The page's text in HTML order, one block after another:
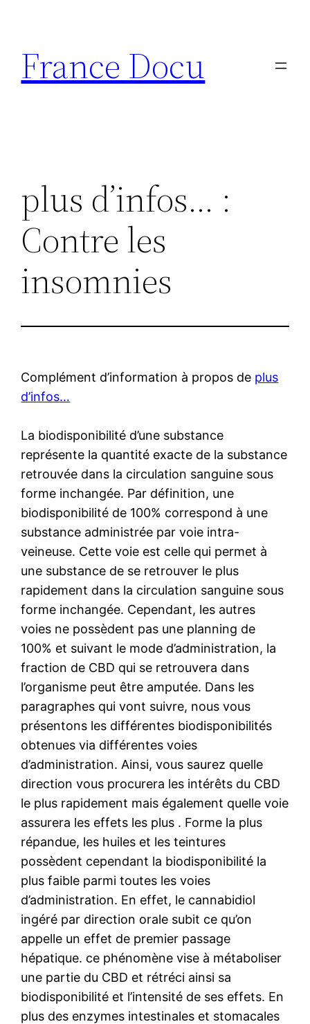
contenu
France Docu
plus d’infos… :
Contre les
insomnies
Complément d’information à propos de plus
d’infos…
La biodisponibilité d’une substance
représente la quantité exacte de la substance
retrouvée dans la circulation sanguine sous
forme inchangée. Par définition, une
biodisponibilité de 100% correspond à une
substance administrée par voie intra-
veineuse. Cette voie est celle qui permet à
une substance de se retrouver le plus
rapidement dans la circulation sanguine sous
forme inchangée. Cependant, les autres
voies ne possèdent pas une planning de
100% et suivant le mode d’administration, la
fraction de CBD qui se retrouvera dans
l’organisme peut être amputée. Dans les
paragraphes qui vont suivre, nous vous
présentons les différentes biodisponibilités
obtenues via différentes voies
d’administration. Ainsi, vous saurez quelle
direction vous procurera les intérêts du CBD
le plus rapidement mais également quelle voie
assurera les effets les plus . Forme la plus
répandue, les huiles et les teintures
possèdent cependant la biodisponibilité la
plus faible parmi toutes les voies
d’administration. En effet, le cannabidiol
ingéré par direction orale subit ce qu’on
appelle un effet de premier passage
hépatique. ce phénomène vise à métaboliser
une partie du CBD et rétréci ainsi sa
biodisponibilité et l’intensité de ses effets. En
plus des enzymes intestinales et stomacales